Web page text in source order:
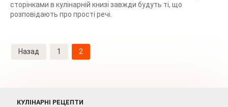
сторінками в кулінарній книзі завжди будуть ті, що
розповідають про прості речі.
Навігація
записів
Назад 1 2
КУЛІНАРНІ РЕЦЕПТИ